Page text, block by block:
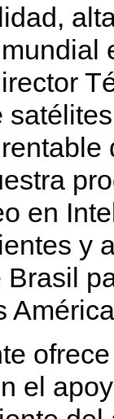
en
y
el